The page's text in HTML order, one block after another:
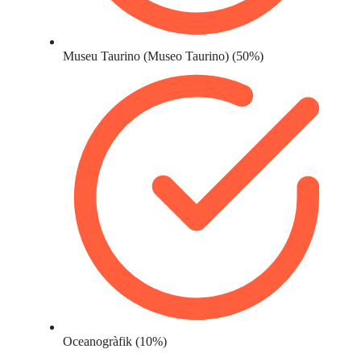
Museu Taurino (Museo Taurino) (50%)
Oceanogràfik (10%)